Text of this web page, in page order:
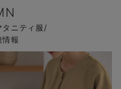
タニティ服/
情報